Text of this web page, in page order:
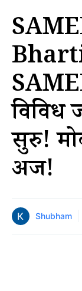
विविध
सुरु!
अर्ज!
Shubham